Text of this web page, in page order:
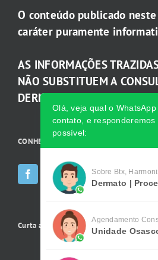
O conteúdo publicado
caráter puramente
AS INFORMAÇÕES
NÃO SUBSTITUEM A
DERMATOLOGISTA.
CONHEÇA AS INCRÍVEIS Redes Sociais da
Curta a gente no Facebook
Olá, veja qual o
contato, e
possível:
Sobre Btx,
Dermato |
Agendamento
Unidade